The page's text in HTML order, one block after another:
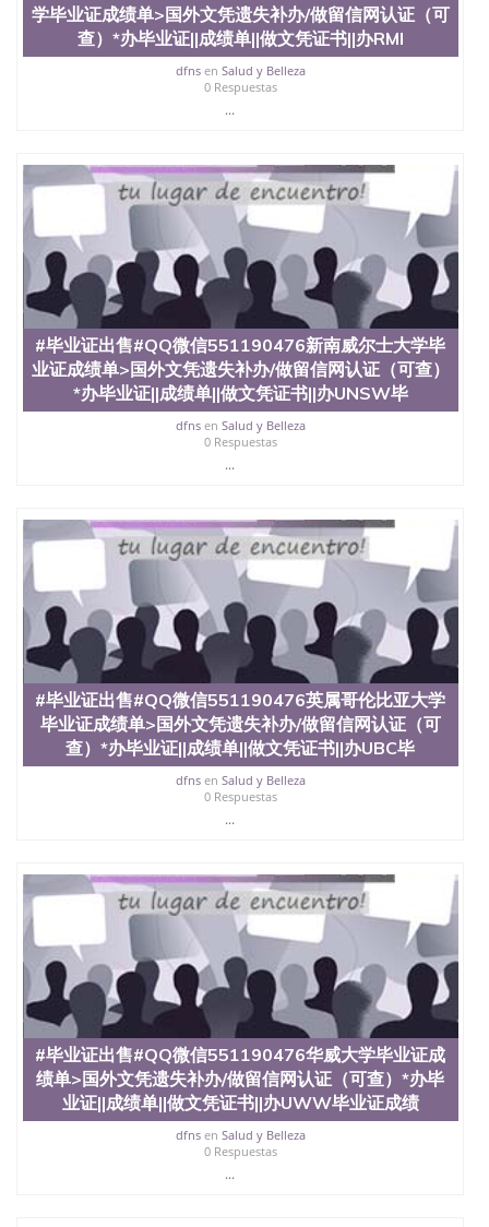
6、客户确认收到结果，付余款。 我们对海外大学及
学院的毕业证成绩单所使用的材料，尺寸大小，防伪
结构（包括：水印，阴影底纹，钢印LOGO烫金烫
银，LOGO烫金烫银复合重叠。 文字图案浮雕，激光
各大院校的（毕业证，成绩单，资格证，学生卡，结
业证，录取通知书，在读证明等相关材料）的版本更
新信息， 能够在时间掌握的海外学历文凭的样版，尺
寸大小，纸张材质，防伪技术等等，并在时间收集到
原版实物，以求达到客户的需求。 我们的优势： 我
们在保证合理定价的同时，坚持较高性价比，通过品
质和效率不断优化，为您倾情诠释什么是高性价比。
咨询顾问：Sam q/微信:551190476 Q/微
信:551190476办理毕业证成绩单、教育部认证,录取通
知书，雅思，留学回国证明.
公司专业制作、办理、仿制、成绩单文凭、改成绩、
教育部学历学位认证、毕业证、成绩单、文凭、学历
文凭、假文凭假毕业证假学历书制作、假制作、办
理、仿制学位证书、毕业证文凭、文凭毕业证、毕业
证认证、留服认证、使馆认证、使馆证明、使馆留学
位认证、留学生学历认证、留学生学位认证、英国文
凭学历、美国文凭学历、澳洲文凭学历、加拿大文凭
学历、新西兰学历认证等q:551190476 微信：
551190476 圣何塞州立大学毕业证（San Jose State
University）圣何塞州立大学毕业证（San Jose State
University）圣何塞州立大学毕业证（San Jose State
University）圣何塞州立大学成绩单（San Jose State
University）圣何塞州立大学成绩单（ San Jose State
University）圣何塞州立大学成绩单（San Jose State
University）成绩单圣何塞州立大学文凭（San Jose
State University）圣何塞州立大学（San Jose State
University）圣何塞州立大学（San Jose State
University）圣何塞州立大学（ San Jose State
University）圣何塞州立大学（San Jose State
University）圣何塞州立大学文凭（San Jose State
University）圣何塞州立大学文凭（San Jose State
State University）圣何塞州立大学学历（San Jose
State University）圣何塞州立大学学历（San Jose
State University）圣 塞州立大学学历（San Jose
State University）圣何塞州立大学（San Jose State
University）圣何塞州立大学（San Jose State
University）圣何塞州立大学（San Jose State
University）圣何塞州立大学（San Jose State
University）圣何塞州立大学学位证（San Jose State
University）圣何塞州立大学学位证（San Jose State
University）圣何塞州立大学学位证（San Jose State
University）圣何塞州立大学（San Jose State
University）圣何塞州立大学（San Jose State
University）圣何塞州立大学（San Jose State
University）圣何塞州立大学（San Jose State
University）圣何塞州立大学学位证（San Jose State
学毕业证成绩单>国外文凭遗失补办/做留信网认证（可
查）*办毕业证||成绩单||做文凭证书||办RMI
dfnsen Salud y Belleza
0 Respuestas
...
#毕业证出售#QQ微信551190476新南威尔士大学毕
业证成绩单>国外文凭遗失补办/做留信网认证（可查）
*办毕业证||成绩单||做文凭证书||办UNSW毕
dfnsen Salud y Belleza
0 Respuestas
...
#毕业证出售#QQ微信551190476英属哥伦比亚大学
毕业证成绩单>国外文凭遗失补办/做留信网认证（可
查）*办毕业证||成绩单||做文凭证书||办UBC毕
dfnsen Salud y Belleza
0 Respuestas
...
#毕业证出售#QQ微信551190476华威大学毕业证成
绩单>国外文凭遗失补办/做留信网认证（可查）*办毕
业证||成绩单||做文凭证书||办UWW毕业证成绩
dfnsen Salud y Belleza
0 Respuestas
...